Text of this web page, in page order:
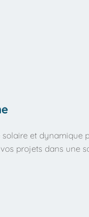
solaire et dynamique
projets dans une